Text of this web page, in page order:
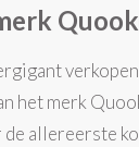
het merk
de allereerste